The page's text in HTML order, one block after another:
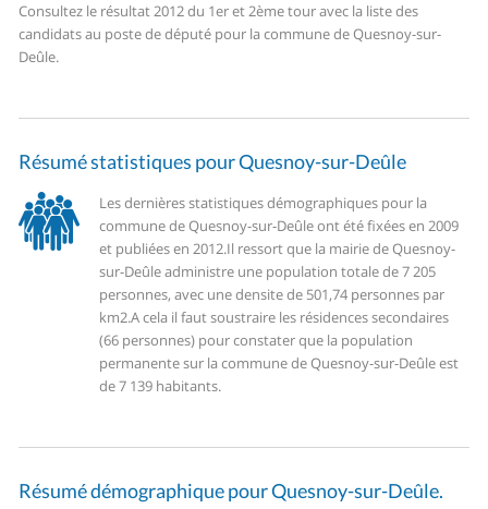
Consultez le résultat 2012 du 1er et 2ème tour avec la liste des
candidats au poste de député pour la commune de Quesnoy-sur-
Deûle.
Résumé statistiques pour Quesnoy-sur-Deûle
Les dernières statistiques démographiques pour la
commune de Quesnoy-sur-Deûle ont été fixées en 2009
et publiées en 2012.Il ressort que la mairie de Quesnoy-
sur-Deûle administre une population totale de 7 205
personnes, avec une densite de 501,74 personnes par
km2.A cela il faut soustraire les résidences secondaires
(66 personnes) pour constater que la population
permanente sur la commune de Quesnoy-sur-Deûle est
de 7 139 habitants.
Résumé démographique pour Quesnoy-sur-Deûle.